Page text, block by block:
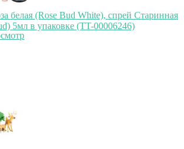
белая (Rose Bud White), спрей Старинная
5мл в упаковке (TT-00006246)